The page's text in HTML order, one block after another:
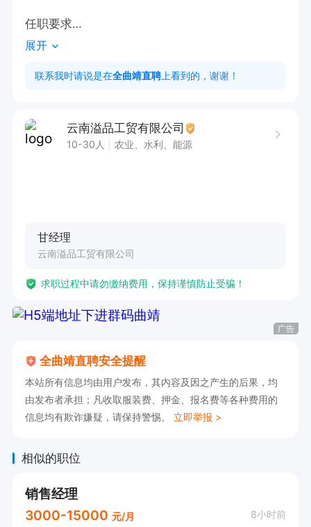
任职要求
1. 市场营销等相关专业
2. 具备良好沟通能力和抗压能力，有团队协作精
展开
联系我时请说是在全曲靖直聘 上看到的，谢谢！
云南溢品工贸有限公司
10-30人 农业、水利、能源
甘经理
云南溢品工贸有限公司
求职过程中请勿缴纳费用，保持谨慎防止受骗！
广告
全曲靖直聘安全提醒
本站所有信息均由用户发布，其内容及因之产生的后果，均
由发布者承担；凡收取服装费、押金、报名费等各种费用的
信息均有欺诈嫌疑，请保持警惕。 立即举报 >
相似的职位
销售经理
3000-15000 元/月 8小时前